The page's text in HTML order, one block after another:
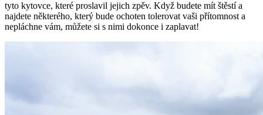
tyto kytovce, které proslavil jejich zpěv. Když budete mít štěstí a
najdete některého, který bude ochoten tolerovat vaši přítomnost a
nepláchne vám, můžete si s nimi dokonce i zaplavat!